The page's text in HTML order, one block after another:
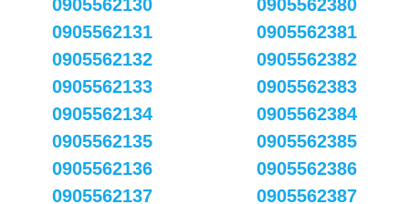
0905562130
0905562131
0905562132
0905562133
0905562134
0905562135
0905562136
0905562137
0905562380
0905562381
0905562382
0905562383
0905562384
0905562385
0905562386
0905562387